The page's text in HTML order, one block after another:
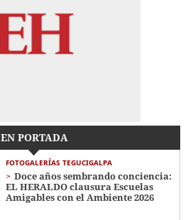
EN PORTADA
FOTOGALERÍAS TEGUCIGALPA
Doce años sembrando conciencia:
EL HERALDO clausura Escuelas
Amigables con el Ambiente 2026